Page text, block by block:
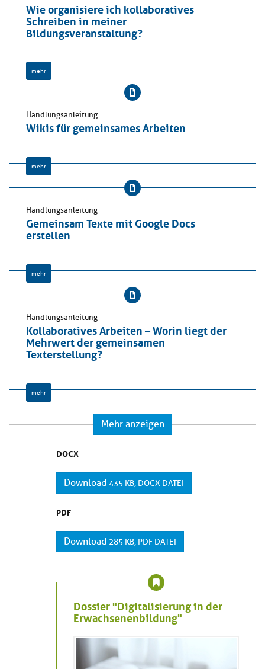
Wie organisiere ich kollaboratives
Schreiben in meiner
Bildungsveranstaltung?
mehr
Handlungsanleitung
Wikis für gemeinsames Arbeiten
mehr
Handlungsanleitung
Gemeinsam Texte mit Google Docs
erstellen
mehr
Handlungsanleitung
Kollaboratives Arbeiten – Worin liegt der
Mehrwert der gemeinsamen
Texterstellung?
mehr
Mehr anzeigen
DOCX
Download 435 KB, DOCX DATEI
PDF
Download 285 KB, PDF DATEI
Dossier "Digitalisierung in der
Erwachsenenbildung"